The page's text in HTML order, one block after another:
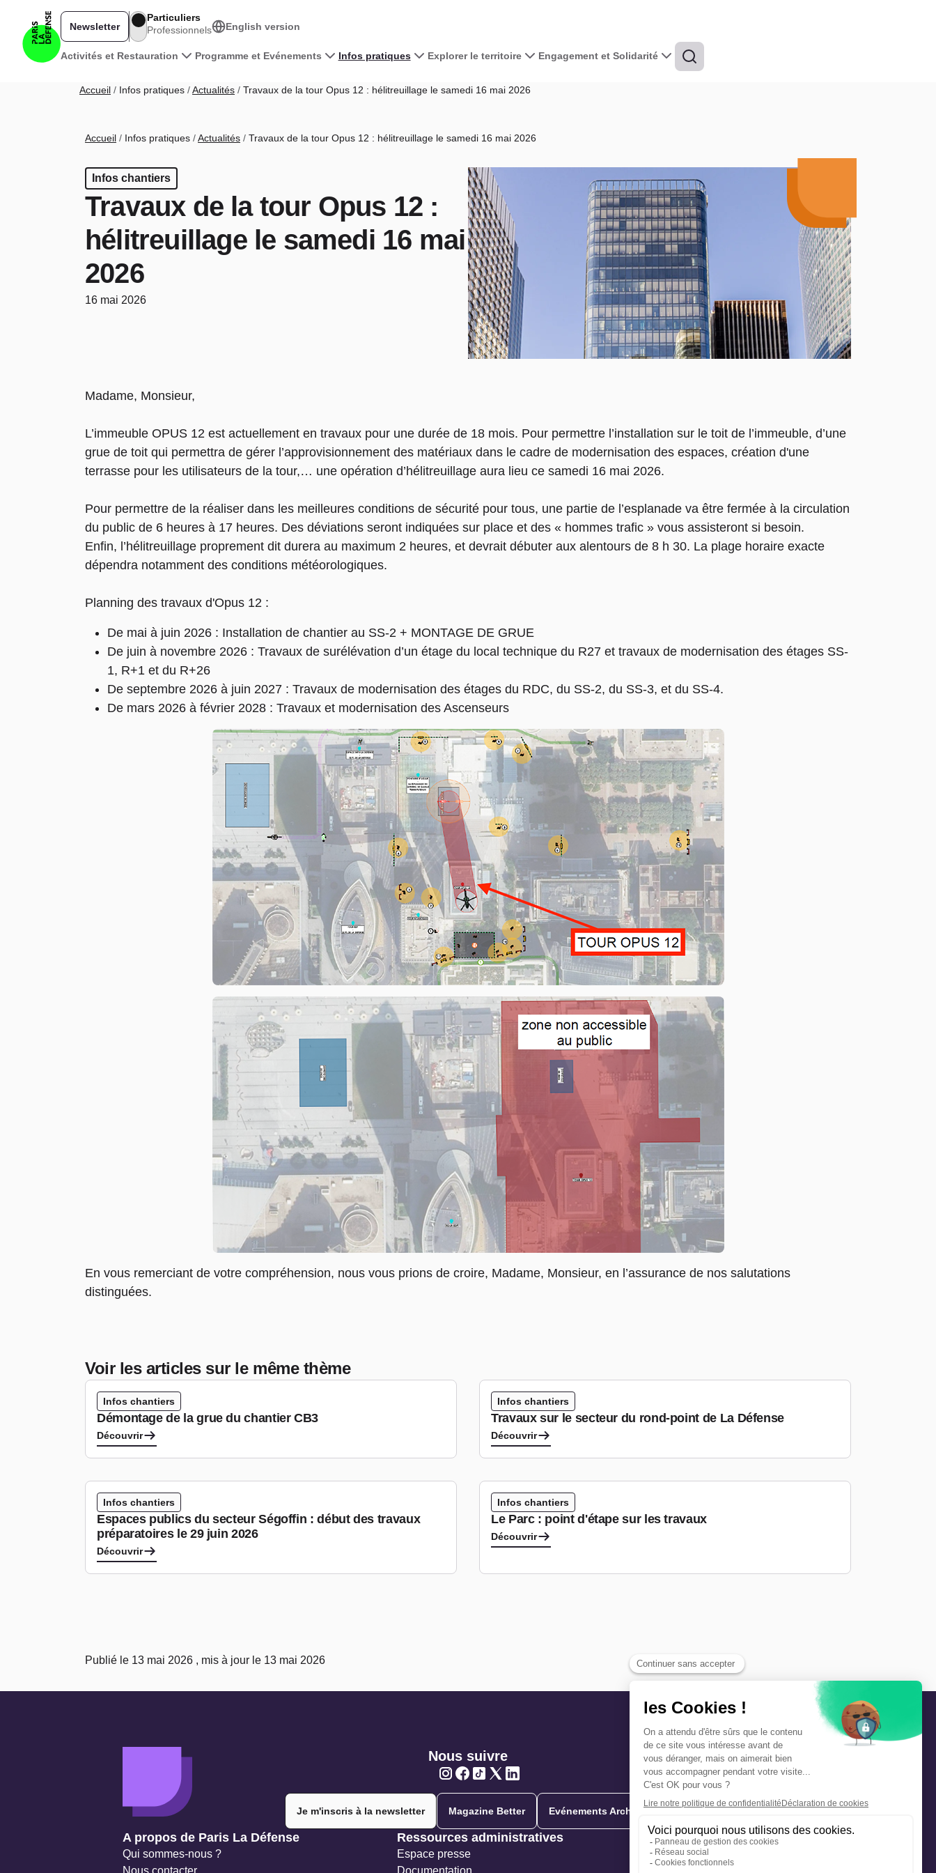
Navigation principale
Activités et Restauration Programme et Evénements Infos pratiques Explorer le territoire Engagement et Solidarité
Newsletter
Particuliers
Professionnels
English version
Fil d'Ariane
Accueil Infos pratiques Actualités Travaux de la tour Opus 12 : hélitreuillage le samedi 16 mai 2026
Fil d'Ariane
Accueil Infos pratiques Actualités Travaux de la tour Opus 12 : hélitreuillage le samedi 16 mai 2026
Infos chantiers
Travaux de la tour Opus 12 :
hélitreuillage le samedi 16 mai
2026
16 mai 2026
Madame, Monsieur,
L’immeuble OPUS 12 est actuellement en travaux pour une durée de 18 mois. Pour permettre l’installation sur le toit de l’immeuble, d’une
grue de toit qui permettra de gérer l’approvisionnement des matériaux dans le cadre de modernisation des espaces, création d'une
terrasse pour les utilisateurs de la tour,… une opération d’hélitreuillage aura lieu ce samedi 16 mai 2026.
Pour permettre de la réaliser dans les meilleures conditions de sécurité pour tous, une partie de l’esplanade va être fermée à la circulation
du public de 6 heures à 17 heures. Des déviations seront indiquées sur place et des « hommes trafic » vous assisteront si besoin.
Enfin, l’hélitreuillage proprement dit durera au maximum 2 heures, et devrait débuter aux alentours de 8 h 30. La plage horaire exacte
dépendra notamment des conditions météorologiques.
Planning des travaux d'Opus 12 :
De mai à juin 2026 : Installation de chantier au SS-2 + MONTAGE DE GRUE
De juin à novembre 2026 : Travaux de surélévation d’un étage du local technique du R27 et travaux de modernisation des étages SS-
1, R+1 et du R+26
De septembre 2026 à juin 2027 : Travaux de modernisation des étages du RDC, du SS-2, du SS-3, et du SS-4.
De mars 2026 à février 2028 : Travaux et modernisation des Ascenseurs
En vous remerciant de votre compréhension, nous vous prions de croire, Madame, Monsieur, en l’assurance de nos salutations
distinguées.
Voir les articles sur le même thème
Infos chantiers
Démontage de la grue du chantier CB3
Découvrir
Infos chantiers
Travaux sur le secteur du rond-point de La Défense
Découvrir
Infos chantiers
Espaces publics du secteur Ségoffin : début des travaux
préparatoires le 29 juin 2026
Découvrir
Infos chantiers
Le Parc : point d'étape sur les travaux
Découvrir
Publié le 13 mai 2026 , mis à jour le 13 mai 2026
Nous suivre
Je m'inscris à la newsletter Magazine Better Evénements Archie
Navigation secondaire
A propos de Paris La Défense
Qui sommes-nous ?
Nous contacter
Ressources administratives
Espace presse
Documentation
Précautions et sécurité
Plan de gestion des risques